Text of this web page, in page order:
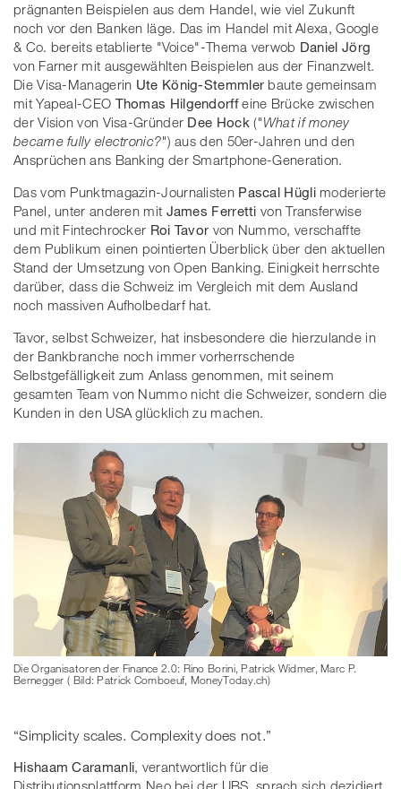
prägnanten Beispielen aus dem Handel, wie viel Zukunft
noch vor den Banken läge. Das im Handel mit Alexa, Google
& Co. bereits etablierte "Voice"-Thema verwob Daniel Jörg
von Farner mit ausgewählten Beispielen aus der Finanzwelt.
Die Visa-Managerin Ute König-Stemmler baute gemeinsam
mit Yapeal-CEO Thomas Hilgendorffeine Brücke zwischen
der Vision von Visa-Gründer Dee Hock("What if money
became fully electronic?") aus den 50er-Jahren und den
Ansprüchen ans Banking der Smartphone-Generation.
Das vom Punktmagazin-Journalisten Pascal Hüglimoderierte
Panel, unter anderen mit James Ferretti von Transferwise
und mit Fintechrocker Roi Tavor von Nummo, verschaffte
dem Publikum einen pointierten Überblick über den aktuellen
Stand der Umsetzung von Open Banking. Einigkeit herrschte
darüber, dass die Schweiz im Vergleich mit dem Ausland
noch massiven Aufholbedarf hat.
Tavor, selbst Schweizer, hat insbesondere die hierzulande in
der Bankbranche noch immer vorherrschende
Selbstgefälligkeit zum Anlass genommen, mit seinem
gesamten Team von Nummo nicht die Schweizer, sondern die
Kunden in den USA glücklich zu machen.
Die Organisatoren der Finance 2.0: Rino Borini, Patrick Widmer, Marc P.
Bernegger ( Bild: Patrick Comboeuf, MoneyToday.ch)
“Simplicity scales. Complexity does not.”
Hishaam Caramanli, verantwortlich für die
Distributionsplattform Neo bei der UBS, sprach sich dezidiert